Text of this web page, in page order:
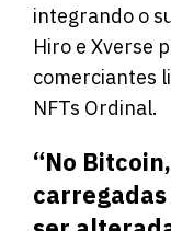
integrando o
Hiro e Xverse
comerciantes
NFTs Ordinal.
“No